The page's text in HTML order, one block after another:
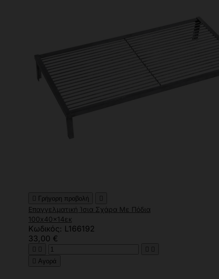
 Γρήγορη προβολή 
Επαγγελματική Ίσια Σχάρα Με Πόδια
100x40x14εκ
Κωδικός: L166192
33,00 €
   
 Αγορά